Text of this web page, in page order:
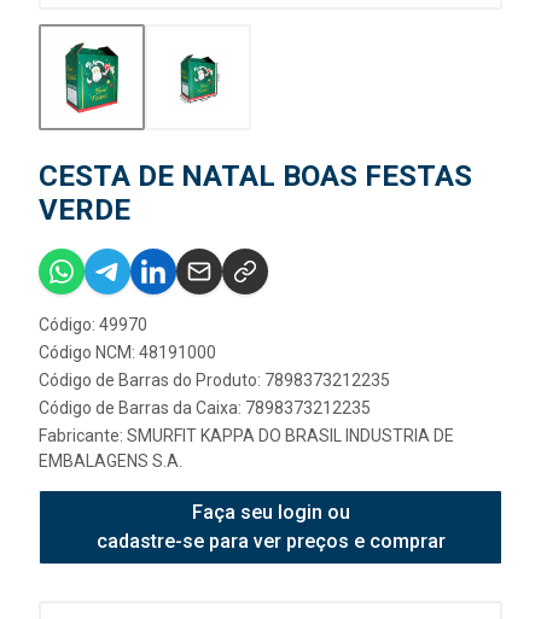
CESTA DE NATAL BOAS FESTAS
VERDE
Código: 49970
Código NCM: 48191000
Código de Barras do Produto: 7898373212235
Código de Barras da Caixa: 7898373212235
Fabricante: SMURFIT KAPPA DO BRASIL INDUSTRIA DE
EMBALAGENS S.A.
Faça seu login ou
cadastre-se para ver preços e comprar